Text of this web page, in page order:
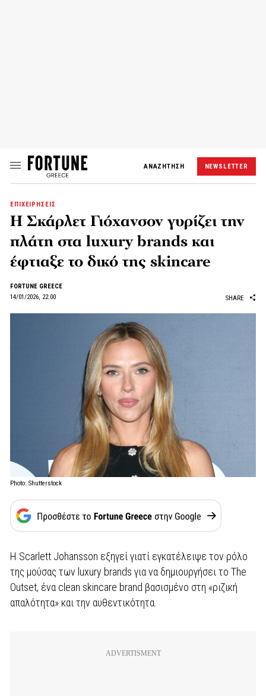
ΑΝΑΖΗΤΗΣΗ NEWSLETTER
ΕΠΙΧΕΙΡΗΣΕΙΣ
Η Σκάρλετ Γιόχανσον γυρίζει την
πλάτη στα luxury brands και
έφτιαξε το δικό της skincare
FORTUNE GREECE
14/01/2026, 22:00
SHARE
Photo: Shutterstock
Η Scarlett Johansson εξηγεί γιατί εγκατέλειψε τον ρόλο
της μούσας των luxury brands για να δημιουργήσει το The
Outset, ένα clean skincare brand βασισμένο στη «ριζική
απαλότητα» και την αυθεντικότητα.